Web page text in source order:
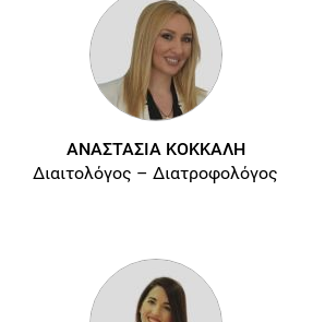
ΑΝΑΣΤΑΣΙΑ ΚΟΚΚΑΛΗ
Διαιτολόγος – Διατροφολόγος